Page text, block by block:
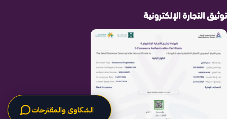
توثيق التجارة الإلكترونية
الشكاوى والمقترحات